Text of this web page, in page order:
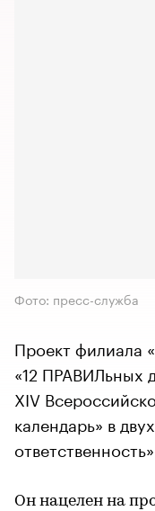
Фото: пресс-служба
Проект филиала
«12 ПРАВИЛьных
XIV
календарь» в
Он нацелен на